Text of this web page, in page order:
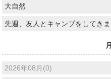
大自然
先週、友人とキャンプをしてきま
2026年08月(0)